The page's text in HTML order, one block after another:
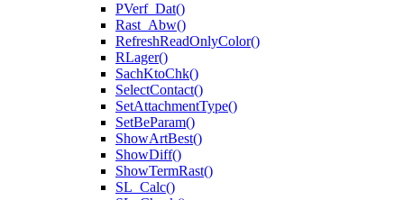
PVerf_Dat()
Rast_Abw()
RefreshReadOnlyColor()
RLager()
SachKtoChk()
SelectContact()
SetAttachmentType()
SetBeParam()
ShowArtBest()
ShowDiff()
ShowTermRast()
SL_Calc()